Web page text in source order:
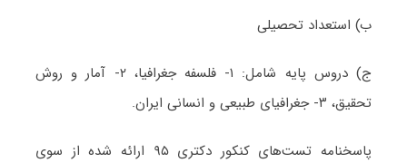
ب) استعداد تحصیلی
ج) دروس پایه شامل: ۱- فلسفه جغرافیا، ۲- آمار و روش
تحقیق، ۳- جغرافیای طبیعی و انسانی ایران.
پاسخنامه تست‌های کنکور دکتری ۹۵ ارائه شده از سوی